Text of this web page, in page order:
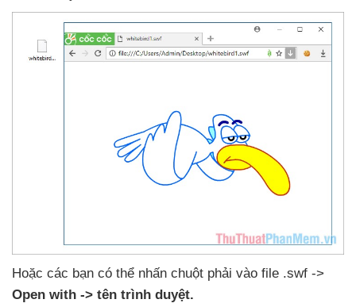
Hoặc các bạn có thể nhấn chuột phải vào file .swf ->
Open with -> tên trình duyệt.